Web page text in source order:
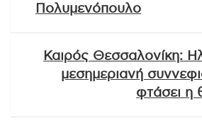
Πολυμενόπουλο
Καιρός Θεσσαλονίκη:
μεσημεριανή
φτάσει η